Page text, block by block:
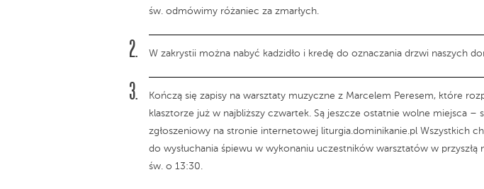
św. odmówimy różaniec za zmarłych.
W zakrystii można nabyć kadzidło i kredę do oznaczania drzwi naszych
Kończą się zapisy na warsztaty muzyczne z Marcelem Peresem, które
klasztorze już w najbliższy czwartek. Są jeszcze ostatnie wolne miejsca –
zgłoszeniowy na stronie internetowej liturgia.dominikanie.pl Wszystkich
do wysłuchania śpiewu w wykonaniu uczestników warsztatów w przyszłą
św. o 13:30.